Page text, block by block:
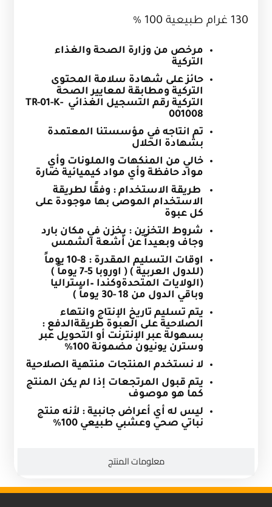
معلومات المنتج
130 غرام طبيعية 100 %
مرخص من وزارة الصحة والغذاء
التركية
حائز على شهادة سلامة المحتوى
التركية ومطابقة لمعايير الصحة
التركية رقم التسجيل الغذائي TR-01-K-
001008
تم انتاجه في مؤسستنا المعتمدة
بشهادة الحلال
خالي من المنكهات والملونات وأي
مواد حافظة وأي مواد كيميائية ضارة
طريقة الاستخدام : وفقًا لطريقة
الاستخدام الموصى بها موجودة على
كل عبوة
شروط التخزين : يخزن في مكان بارد
وجاف وبعيداً عن أشعة الشمس
اوقات التسليم المقدرة :
8-10 يوماً
(للدول العربية ) ( اوروبا 5-7 يوماً )
(الولايات المتحدةوكندا –استراليا
وباقي الدول من 18 -30 يوماً )
يتم تسليم تاريخ الإنتاج وانتهاء
الصلاحية على العبوة طريقةالدفع :
بسهولة عبر الإنترنت أو التحويل عبر
وسترن يونيون مضمونة 100%
لا نستخدم المنتجات منتهية الصلاحية
يتم قبول المرتجعات إذا لم يكن المنتج
كما هو موصوف
ليس له أي أعراض جانبية : لأنه منتج
نباتي صحي وعشبي طبيعي 100
%